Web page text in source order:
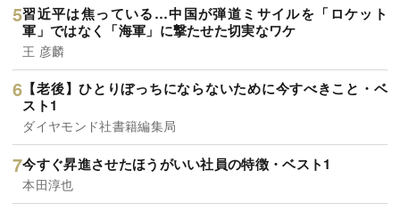
習近平は焦っている…中国が弾道ミサイルを「ロケット
軍」ではなく「海軍」に撃たせた切実なワケ
王 彦麟
【老後】ひとりぼっちにならないために今すべきこと・ベ
スト1
ダイヤモンド社書籍編集局
今すぐ昇進させたほうがいい社員の特徴・ベスト1
本田淳也